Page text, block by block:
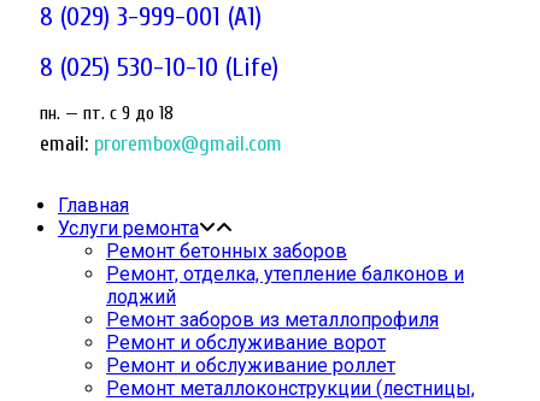
8 (029) 3-999-001 (A1)
8 (025) 530-10-10 (Life)
пн. — пт. c 9 до 18
email: prorembox@gmail.com
Главная
Услуги ремонта
Ремонт бетонных заборов
Ремонт, отделка, утепление балконов и
лоджий
Ремонт заборов из металлопрофиля
Ремонт и обслуживание ворот
Ремонт и обслуживание роллет
Ремонт металлоконструкции (лестницы,